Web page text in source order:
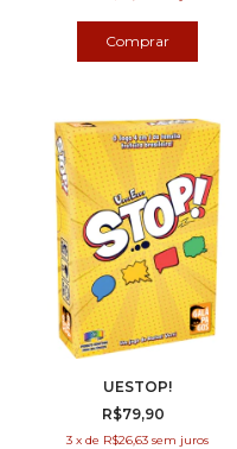
UESTOP!
R$79,90
3 x de R$26,63 sem juros